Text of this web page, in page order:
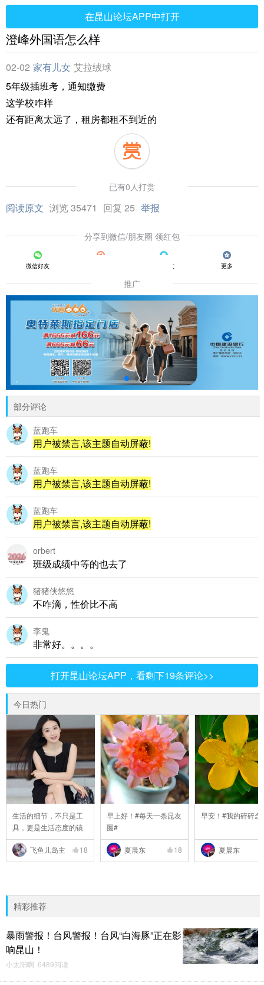
在昆山论坛APP中打开
澄峰外国语怎么样
02-02 家有儿女 艾拉绒球
5年级插班考，通知缴费
这学校咋样
还有距离太远了，租房都租不到近的
已有0人打赏
阅读原文 浏览 35471 回复 25 举报
分享到微信/朋友圈 领红包
微信好友 QQ好友 更多
推广
部分评论
蓝跑车
用户被禁言,该主题自动屏蔽!
蓝跑车
用户被禁言,该主题自动屏蔽!
蓝跑车
用户被禁言,该主题自动屏蔽!
orbert
班级成绩中等的也去了
猪猪侠悠悠
不咋滴，性价比不高
李鬼
非常好。。。。
打开昆山论坛APP，看剩下19条评论>>
今日热门
生活的细节，不只是工
具，更是生活态度的镜
..
飞鱼儿岛主
18
早上好！#每天一条昆友
圈#
夏晨东 18
早安！#我的碎碎念
夏晨东
精彩推荐
暴雨警报！台风警报！台风“白海豚”正在影
响昆山！
小太阳啊 6489阅读